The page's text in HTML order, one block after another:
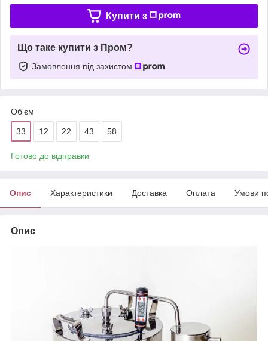
Купити з
Що таке купити з Пром?
Замовлення під захистом
Об'єм
33 12 22 43 58
Готово до відправки
Опис Характеристики Доставка Оплата Умови
Опис